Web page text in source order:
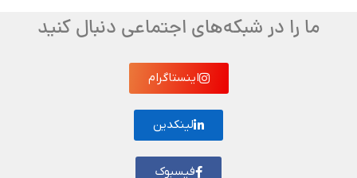
ما را در شبکه‌های اجتماعی دنبال کنید
اینستاگرام
لینکدین
فیسبوک